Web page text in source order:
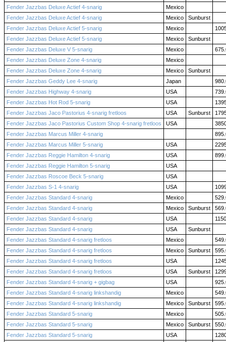
Fender Jazzbas Deluxe Actief 4-snarig
Mexico
Fender Jazzbas Deluxe Actief 4-snarig
Mexico
Sunburst
Fender Jazzbas Deluxe Actief 5-snarig
Mexico
Fender Jazzbas Deluxe Actief 5-snarig
Mexico
Sunburst
Fender Jazzbas Deluxe V 5-snarig
Mexico
Fender Jazzbas Deluxe Zone 4-snarig
Mexico
Fender Jazzbas Deluxe Zone 4-snarig
Mexico
Sunburst
Fender Jazzbas Geddy Lee 4-snarig
Japan
Fender Jazzbas Highway 4-snarig
USA
Fender Jazzbas Hot Rod 5-snarig
USA
Fender Jazzbas Jaco Pastorius 4-snarig fretloos
USA Sunburst
Fender Jazzbas Jaco Pastorius Custom Shop 4-snarig fretloos
USA
Fender Jazzbas Marcus Miller 4-snarig
Fender Jazzbas Marcus Miller 5-snarig
USA
Fender Jazzbas Reggie Hamilton 4-snarig
USA
Fender Jazzbas Reggie Hamilton 5-snarig
USA
Fender Jazzbas Roscoe Beck 5-snarig
USA
Fender Jazzbas S-1 4-snarig
USA
Fender Jazzbas Standard 4-snarig
Mexico
Fender Jazzbas Standard 4-snarig
Mexico Sunburst
Fender Jazzbas Standard 4-snarig
USA
Fender Jazzbas Standard 4-snarig
USA
Sunburst
Fender Jazzbas Standard 4-snarig fretloos
Mexico
Fender Jazzbas Standard 4-snarig fretloos
Mexico Sunburst
Fender Jazzbas Standard 4-snarig fretloos
USA
Fender Jazzbas Standard 4-snarig fretloos
USA Sunburst
Fender Jazzbas Standard 4-snarig + gigbag
USA
Fender Jazzbas Standard 4-snarig linkshandig
Mexico
Fender Jazzbas Standard 4-snarig linkshandig
Mexico Sunburst
Fender Jazzbas Standard 5-snarig
Mexico
Fender Jazzbas Standard 5-snarig
Mexico Sunburst
Fender Jazzbas Standard 5-snarig
USA